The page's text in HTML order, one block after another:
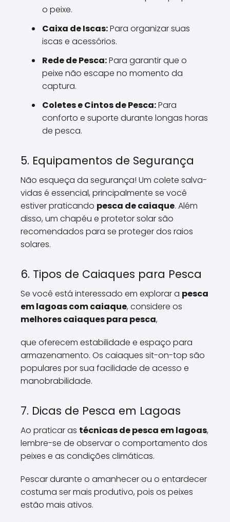
o peixe.
Caixa de Iscas:Para organizar suas
iscas e acessórios.
Rede de Pesca:Para garantir que o
peixe não escape no momento da
captura.
Coletes e Cintos de Pesca:Para
conforto e suporte durante longas horas
de pesca.
5. Equipamentos de Segurança
Não esqueça da segurança! Um colete salva-
vidas é essencial, principalmente se você
estiver praticando pesca de caiaque. Além
disso, um chapéu e protetor solar são
recomendados para se proteger dos raios
solares.
6. Tipos de Caiaques para Pesca
Se você está interessado em explorar a pesca
em lagoas com caiaque, considere os
melhores caiaques para pesca,
que oferecem estabilidade e espaço para
armazenamento. Os caiaques sit-on-top são
populares por sua facilidade de acesso e
manobrabilidade.
7. Dicas de Pesca em Lagoas
Ao praticar as técnicas de pesca em lagoas,
lembre-se de observar o comportamento dos
peixes e as condições climáticas.
Pescar durante o amanhecer ou o entardecer
costuma ser mais produtivo, pois os peixes
estão mais ativos.